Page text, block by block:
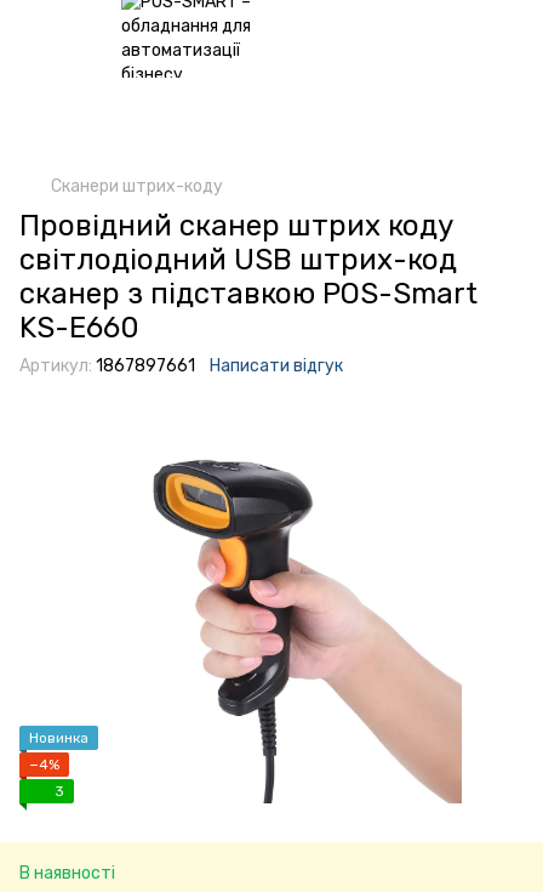
Сканери штрих-коду
Провідний сканер штрих коду
світлодіодний USB штрих-код
сканер з підставкою POS-Smart
KS-E660
Артикул: 1867897661 Написати відгук
Новинка
−4%
3
В наявності